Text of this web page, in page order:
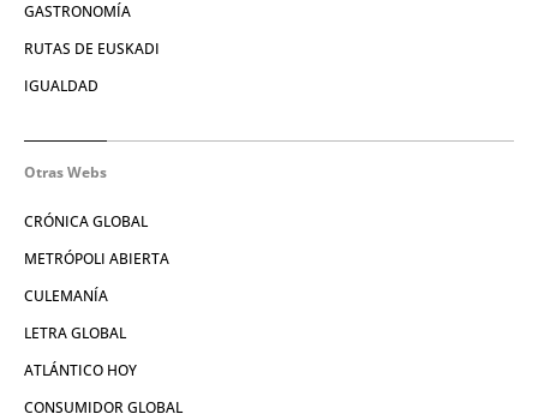
GASTRONOMÍA
RUTAS DE EUSKADI
IGUALDAD
Otras Webs
CRÓNICA GLOBAL
METRÓPOLI ABIERTA
CULEMANÍA
LETRA GLOBAL
ATLÁNTICO HOY
CONSUMIDOR GLOBAL